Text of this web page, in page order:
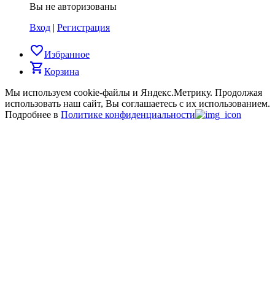
Вы не авторизованы
Вход | Регистрация
favorite_borderИзбранное
shopping_cartКорзина
Мы используем cookie-файлы и Яндекс.Метрику. Продолжая
использовать наш сайт, Вы соглашаетесь с их использованием.
Подробнее в Политике конфиденциальности